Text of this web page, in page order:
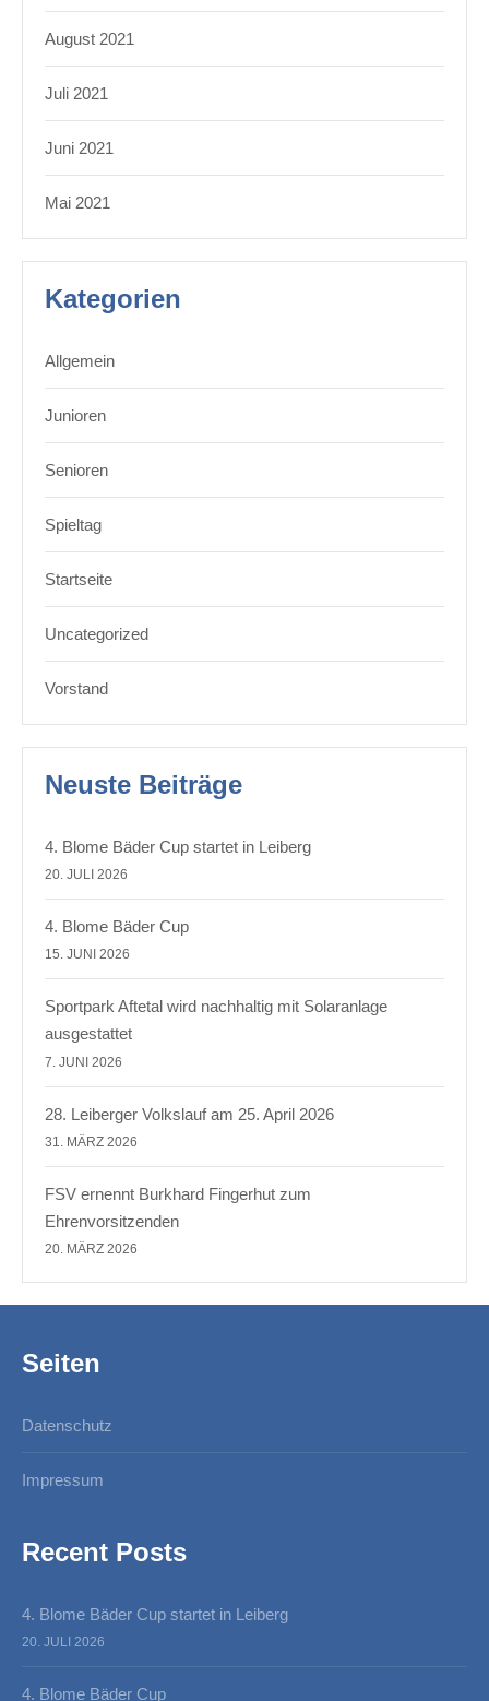
August 2021
Juli 2021
Juni 2021
Mai 2021
Kategorien
Allgemein
Junioren
Senioren
Spieltag
Startseite
Uncategorized
Vorstand
Neuste Beiträge
4. Blome Bäder Cup startet in Leiberg
20. JULI 2026
4. Blome Bäder Cup
15. JUNI 2026
Sportpark Aftetal wird nachhaltig mit Solaranlage
ausgestattet
7. JUNI 2026
28. Leiberger Volkslauf am 25. April 2026
31. MÄRZ 2026
FSV ernennt Burkhard Fingerhut zum
Ehrenvorsitzenden
20. MÄRZ 2026
Seiten
Datenschutz
Impressum
Recent Posts
4. Blome Bäder Cup startet in Leiberg
20. JULI 2026
4. Blome Bäder Cup